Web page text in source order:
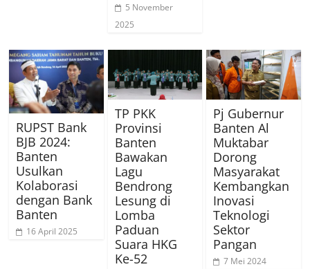
5 November
2025
RUPST Bank
BJB 2024:
Banten
Usulkan
Kolaborasi
dengan Bank
Banten
16 April 2025
TP PKK
Provinsi
Banten
Bawakan
Lagu
Bendrong
Lesung di
Lomba
Paduan
Suara HKG
Ke-52
Pj Gubernur
Banten Al
Muktabar
Dorong
Masyarakat
Kembangkan
Inovasi
Teknologi
Sektor
Pangan
7 Mei 2024